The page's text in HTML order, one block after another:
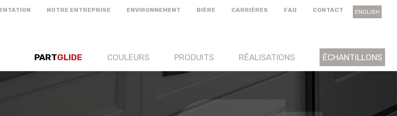
NOTRE ENTREPRISE ENVIRONNEMENT BIÈRE CARRIÈRES FAQ CONTACT ENGLISH
PARTGLIDE COULEURS PRODUITS RÉALISATIONS ÉCHANTILLONS